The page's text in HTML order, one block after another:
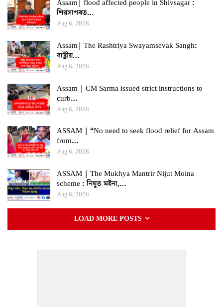
Assam| flood affected people in Shivsagar :
শিৱসাগৰত…
Aug 6, 2026
Assam| The Rashtriya Swayamsevak Sangh:
ৰাষ্ট্ৰীয়…
Aug 6, 2026
Assam | CM Sarma issued strict instructions to
curb…
Aug 6, 2026
ASSAM | “No need to seek flood relief for Assam
from…
Aug 6, 2026
ASSAM | The Mukhya Mantrir Nijut Moina
scheme : নিযুত মইনা,…
Aug 6, 2026
LOAD MORE POSTS